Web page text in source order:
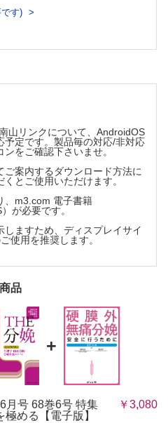
保有女性におけるリスク低減両側
体を有する女性における妊娠前の
す)
山リンクについて、AndroidOS
予定です。製品毎の対応/非対応
をご確認下さいませ。
案内するダウンロード方法に
とご使用いただけます。
、m3.com 電子書籍
が必要です。
ますため、ディスプレイサイ
使用を推奨します。
品
+
月号 68巻6号 特集
める【電子版】
￥3,080